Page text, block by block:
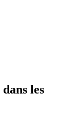
dans les